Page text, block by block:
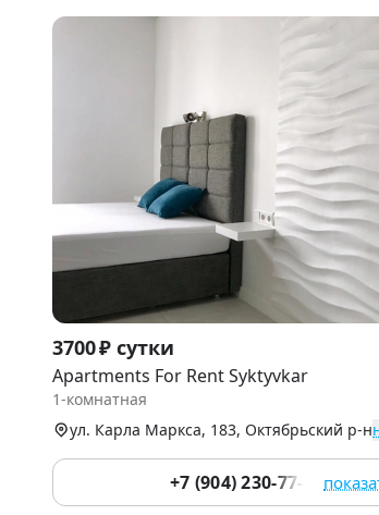
Item
1
of
9
3700 ₽ сутки
Apartments For Rent Syktyvkar
1-комнатная
ул. Карла Маркса, 183, Октябрьский р-н
+7 (904) 230-77-66